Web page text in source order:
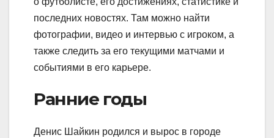
последних новостях. Там можно найти
фотографии, видео и интервью с игроком, а
также следить за его текущими матчами и
событиями в его карьере.
Ранние годы
Денис Шайкин родился и вырос в городе